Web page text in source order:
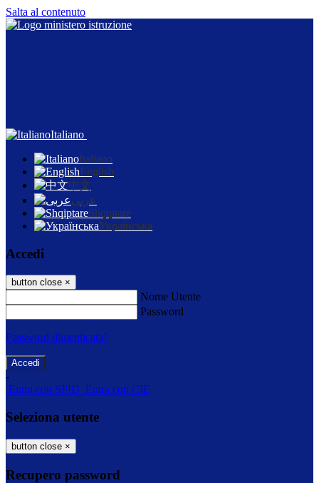
Salta al contenuto
Italiano
Italiano
English
中文
عربى
Shqiptare
Українська
Accedi
button close ×
Nome Utente
Password
Password dimenticata?
-
Entra con SPID Entra con CIE
Seleziona utente
button close ×
Recupero password